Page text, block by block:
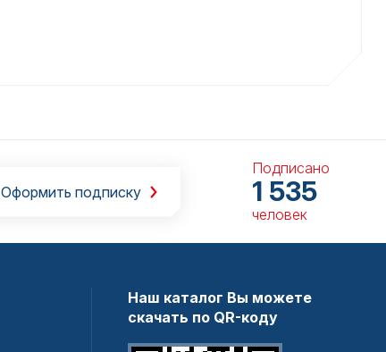
Оформить подписку
Подписано
1 535
человек
Наш каталог Вы можете
скачать по QR-коду